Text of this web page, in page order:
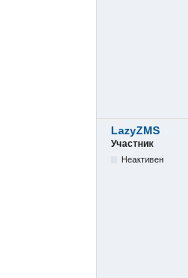
LazyZMS
Участник
Неактивен